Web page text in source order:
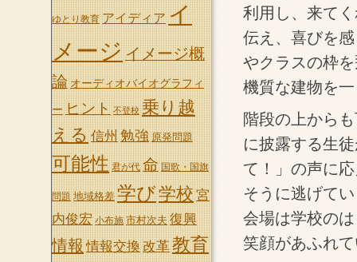
利用し、来て
伝え、喜びを
やクラスの枠
機質な建物を
階段の上から
に披露する生
て！」の声に
そうに逃げて
会場は学校の
笑顔があふれ
ゆとり教育 アイディア イ
メージ イメージ概
論 オーディオバイオグラフィ
ー ヒント 不登校 乗り越
える信州 勉強 原発問題
可能性 君が代 命 国歌・国旗
問題 地域格差 学び学校 宮
内俊宏 小布施 市村次夫 復興
情報情報交換 改革教育